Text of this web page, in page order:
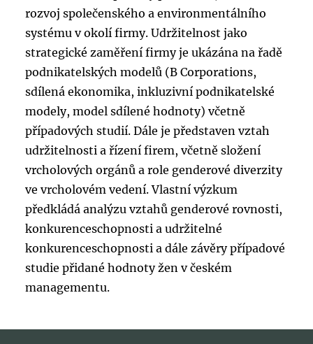
rozvoj společenského a environmentálního
systému v okolí firmy. Udržitelnost jako
strategické zaměření firmy je ukázána na řadě
podnikatelských modelů (B Corporations,
sdílená ekonomika, inkluzivní podnikatelské
modely, model sdílené hodnoty) včetně
případových studií. Dále je představen vztah
udržitelnosti a řízení firem, včetně složení
vrcholových orgánů a role genderové diverzity
ve vrcholovém vedení. Vlastní výzkum
předkládá analýzu vztahů genderové rovnosti,
konkurenceschopnosti a udržitelné
konkurenceschopnosti a dále závěry případové
studie přidané hodnoty žen v českém
managementu.